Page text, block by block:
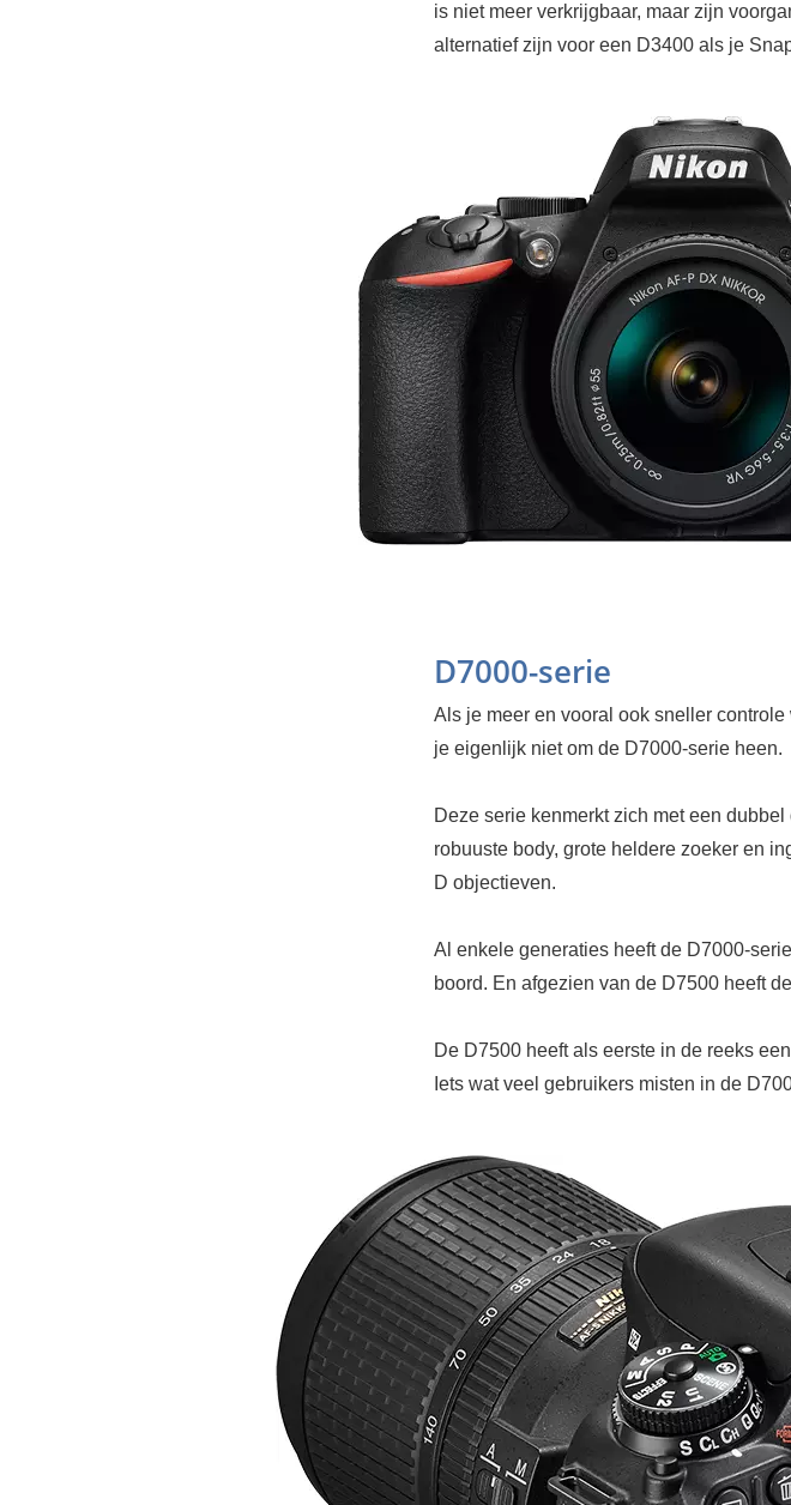
is niet meer verkrijgbaar, maar zijn
alternatief zijn voor een D3400 als je
D7000-serie
Als je meer en vooral ook sneller
je eigenlijk niet om de D7000-serie heen.
Deze serie kenmerkt zich met een
robuuste body, grote heldere zoeker en
D objectieven.
Al enkele generaties heeft de D7000-
boord. En afgezien van de D7500 heeft
De D7500 heeft als eerste in de reeks
Iets wat veel gebruikers misten in de